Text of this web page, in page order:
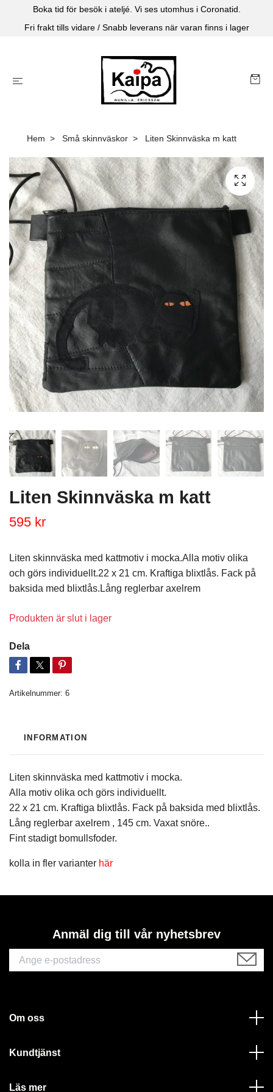
Boka tid för besök i ateljé. Vi ses utomhus i Coronatid.
Fri frakt tills vidare / Snabb leverans när varan finns i lager
Hem Små skinnväskor Liten Skinnväska m katt
Liten Skinnväska m katt
595 kr
Liten skinnväska med kattmotiv i mocka.Alla motiv olika
och görs individuellt.22 x 21 cm. Kraftiga blixtlås. Fack på
baksida med blixtlås.Lång reglerbar axelrem
Produkten är slut i lager
Dela
Artikelnummer: 6
INFORMATION
Liten skinnväska med kattmotiv i mocka.
Alla motiv olika och görs individuellt.
22 x 21 cm. Kraftiga blixtlås. Fack på baksida med blixtlås.
Lång reglerbar axelrem , 145 cm. Vaxat snöre..
Fint stadigt bomullsfoder.
kolla in fler varianter här
Anmäl dig till vår nyhetsbrev
Om oss
Kundtjänst
Läs mer